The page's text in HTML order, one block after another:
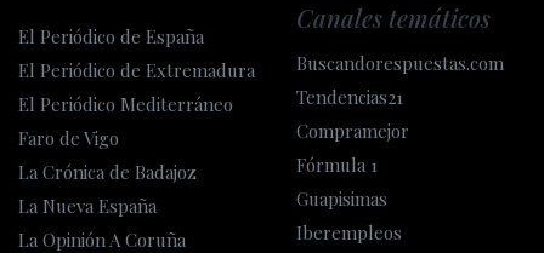
El Periódico de España
El Periódico de Extremadura
El Periódico Mediterráneo
Faro de Vigo
La Crónica de Badajoz
La Nueva España
La Opinión A Coruña
Canales temáticos
Buscandorespuestas.com
Tendencias21
Compramejor
Fórmula 1
Guapisimas
Iberempleos